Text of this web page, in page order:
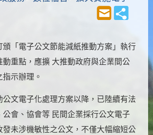
頒「電子公文節能減紙推動方案」執行
動重點，應擴 大推動政府與企業間公
示辦理。
公文電子化處理方案以降，已陸續有法
公會、協會等 民間企業採行公文電子
發未涉機敏性之公文，不僅大幅縮短公